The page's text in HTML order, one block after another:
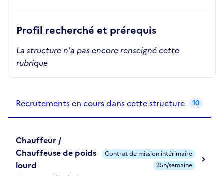
Profil recherché et prérequis
La structure n'a pas encore renseigné cette
rubrique
Recrutements en cours dans cette structure 10
Chauffeur /
Chauffeuse de poids
lourd
Contrat de mission intérimaire
35h/semaine